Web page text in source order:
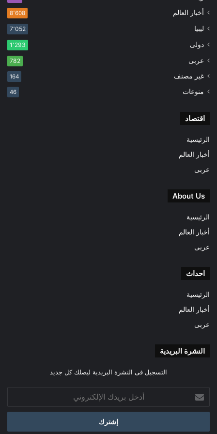
أخبار العالم 8٬608
ليبيا 7٬052
دولى 1٬293
عربى 782
غير مصنف 164
منوعات 46
اقتصاد
الرئيسية
أخبار العالم
عربى
About Us
الرئيسية
أخبار العالم
عربى
احداث
الرئيسية
أخبار العالم
عربى
النشرة البريدية
التسجيل فى النشرة البريدية ليصلك كل جديد
بريدك
الإلكتروني